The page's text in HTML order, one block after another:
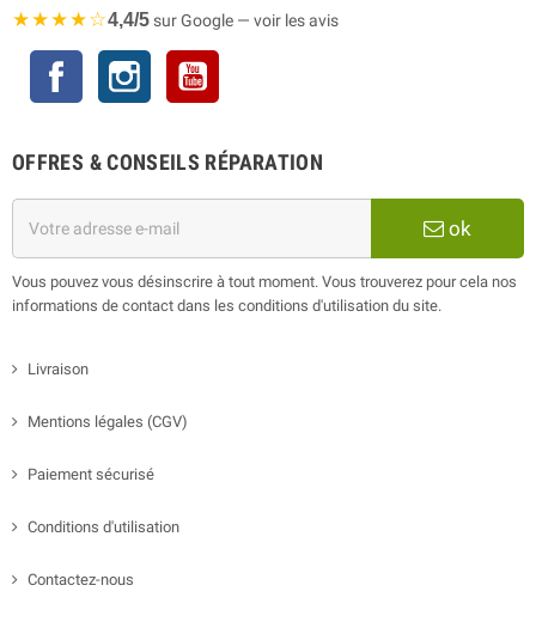
★★★★☆4,4/5sur Google — voir les avis
Facebook Instagram
OFFRES & CONSEILS RÉPARATION
ok
Vous pouvez vous désinscrire à tout moment. Vous trouverez pour cela nos
informations de contact dans les conditions d'utilisation du site.
Livraison
Mentions légales (CGV)
Paiement sécurisé
Conditions d'utilisation
Contactez-nous